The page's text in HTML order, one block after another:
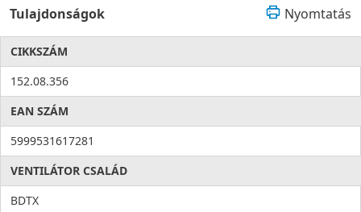
Tulajdonságok Nyomtatás
CIKKSZÁM
152.08.356
EAN SZÁM
5999531617281
VENTILÁTOR CSALÁD
BDTX